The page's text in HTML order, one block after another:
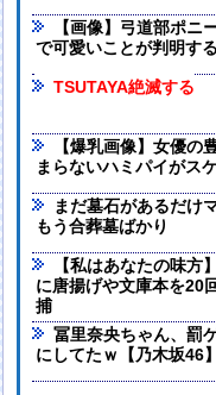
【画像】弓道部ポニ
で可愛いことが判明す
TSUTAYA絶滅する
【爆乳画像】女優の
まらないハミパイがス
まだ墓石があるだけ
もう合葬墓ばかり
【私はあなたの味方
に唐揚げや文庫本を20
捕
冨里奈央ちゃん、罰
にしてたｗ【乃木坂46】